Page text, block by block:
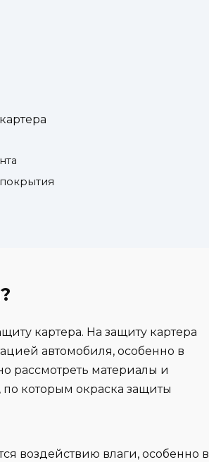
картера. На защиту картера
автомобиля, особенно в
рассмотреть материалы и
которым окраска защиты
воздействию влаги, особенно в